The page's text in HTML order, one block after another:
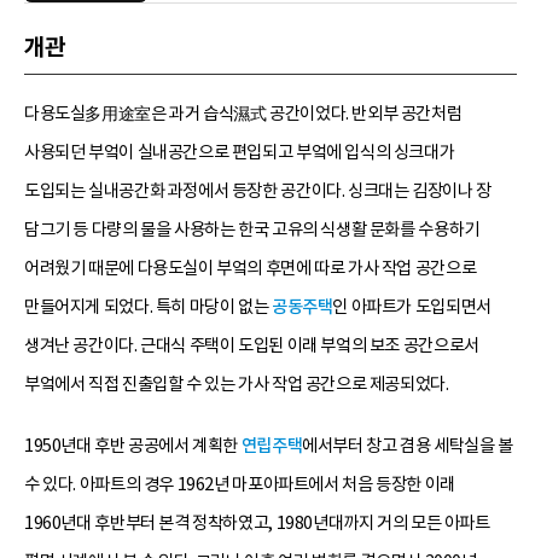
개관
다용도실多用途室은 과거 습식濕式 공간이었다. 반외부 공간처럼
사용되던 부엌이 실내공간으로 편입되고 부엌에 입식의 싱크대가
도입되는 실내공간화 과정에서 등장한 공간이다. 싱크대는 김장이나 장
담그기 등 다량의 물을 사용하는 한국 고유의 식생활 문화를 수용하기
어려웠기 때문에 다용도실이 부엌의 후면에 따로 가사 작업 공간으로
만들어지게 되었다. 특히 마당이 없는공동주택인 아파트가 도입되면서
생겨난 공간이다. 근대식 주택이 도입된 이래 부엌의 보조 공간으로서
부엌에서 직접 진출입할 수 있는 가사 작업 공간으로 제공되었다.
1950년대 후반 공공에서 계획한 연립주택에서부터 창고 겸용 세탁실을 볼
수 있다. 아파트의 경우 1962년 마포아파트에서 처음 등장한 이래
1960년대 후반부터 본격 정착하였고, 1980년대까지 거의 모든 아파트